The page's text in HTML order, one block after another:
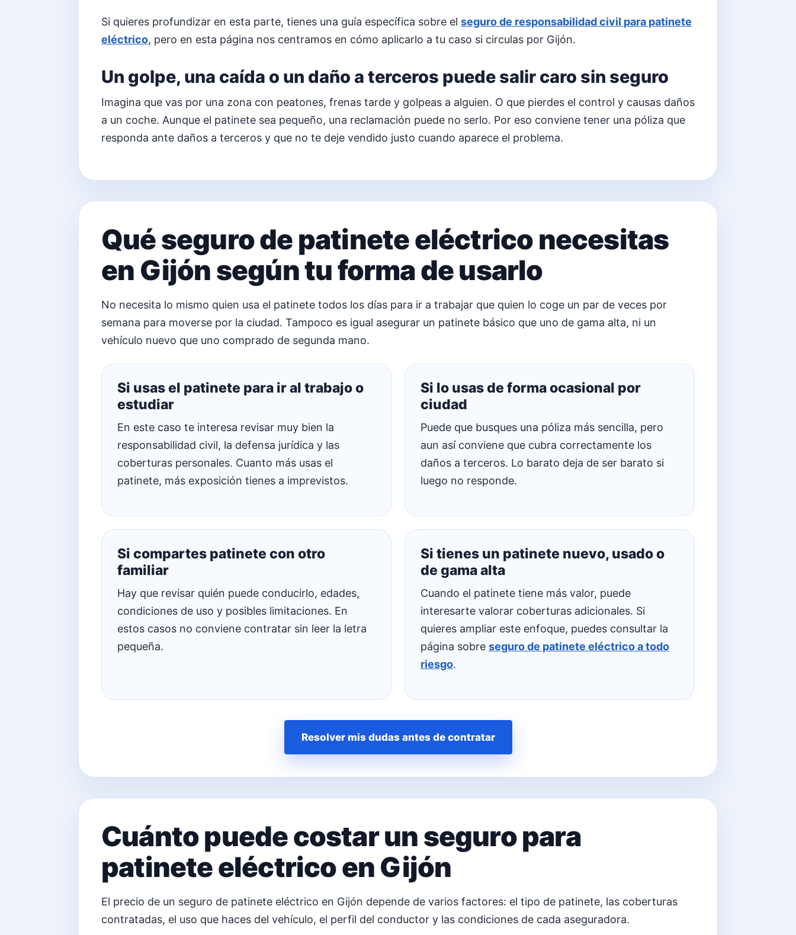
Si quieres profundizar en esta parte, tienes una guía específica sobre el seguro de responsabilidad civil para patinete
eléctrico, pero en esta página nos centramos en cómo aplicarlo a tu caso si circulas por Gijón.
Un golpe, una caída o un daño a terceros puede salir caro sin seguro
Imagina que vas por una zona con peatones, frenas tarde y golpeas a alguien. O que pierdes el control y causas daños
a un coche. Aunque el patinete sea pequeño, una reclamación puede no serlo. Por eso conviene tener una póliza que
responda ante daños a terceros y que no te deje vendido justo cuando aparece el problema.
Qué seguro de patinete eléctrico necesitas
en Gijón según tu forma de usarlo
No necesita lo mismo quien usa el patinete todos los días para ir a trabajar que quien lo coge un par de veces por
semana para moverse por la ciudad. Tampoco es igual asegurar un patinete básico que uno de gama alta, ni un
vehículo nuevo que uno comprado de segunda mano.
Si usas el patinete para ir al trabajo o
estudiar
En este caso te interesa revisar muy bien la
responsabilidad civil, la defensa jurídica y las
coberturas personales. Cuanto más usas el
patinete, más exposición tienes a imprevistos.
Si lo usas de forma ocasional por
ciudad
Puede que busques una póliza más sencilla, pero
aun así conviene que cubra correctamente los
daños a terceros. Lo barato deja de ser barato si
luego no responde.
Si compartes patinete con otro
familiar
Hay que revisar quién puede conducirlo, edades,
condiciones de uso y posibles limitaciones. En
estos casos no conviene contratar sin leer la letra
pequeña.
Si tienes un patinete nuevo, usado o
de gama alta
Cuando el patinete tiene más valor, puede
interesarte valorar coberturas adicionales. Si
quieres ampliar este enfoque, puedes consultar la
página sobre seguro de patinete eléctrico a todo
riesgo.
Resolver mis dudas antes de contratar
Cuánto puede costar un seguro para
patinete eléctrico en Gijón
El precio de un seguro de patinete eléctrico en Gijón depende de varios factores: el tipo de patinete, las coberturas
contratadas, el uso que haces del vehículo, el perfil del conductor y las condiciones de cada aseguradora.